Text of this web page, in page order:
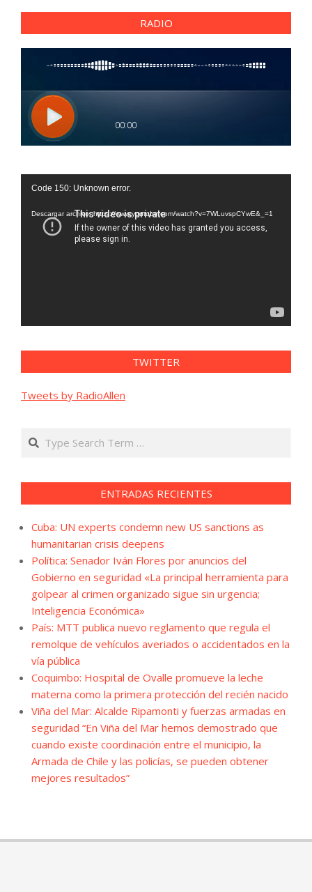
RADIO
Reproductor
vídeo
Code 150: Unknown error.
Descargar archivo: https://www.youtube.com/watch?v=7WLuvspCYwE&_=1
TWITTER
Tweets by RadioAllen
Search
ENTRADAS RECIENTES
Cuba: UN experts condemn new US sanctions as
humanitarian crisis deepens
Política: Senador Iván Flores por anuncios del
Gobierno en seguridad «La principal herramienta para
golpear al crimen organizado sigue sin urgencia;
Inteligencia Económica»
País: MTT publica nuevo reglamento que regula el
remolque de vehículos averiados o accidentados en la
vía pública
Coquimbo: Hospital de Ovalle promueve la leche
materna como la primera protección del recién nacido
Viña del Mar: Alcalde Ripamonti y fuerzas armadas en
seguridad “En Viña del Mar hemos demostrado que
cuando existe coordinación entre el municipio, la
Armada de Chile y las policías, se pueden obtener
mejores resultados”